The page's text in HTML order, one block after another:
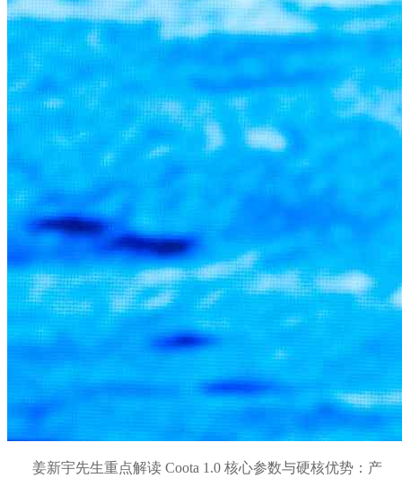
姜新宇先生重点解读 Coota 1.0 核心参数与硬核优势：产